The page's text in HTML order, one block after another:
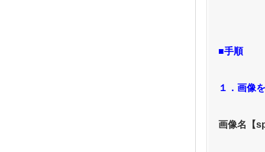
■手順
１．画像
画像名【